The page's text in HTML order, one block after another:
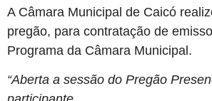
A Câmara Municipal de Caicó
pregão, para contratação de
Programa da Câmara Municipal.
“Aberta a sessão do Pregão